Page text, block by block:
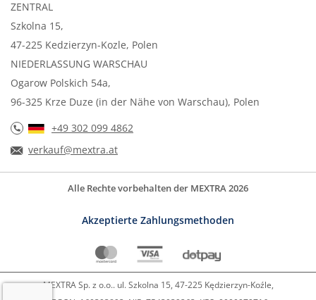
ZENTRAL
Szkolna 15,
47-225 Kedzierzyn-Kozle, Polen
NIEDERLASSUNG WARSCHAU
Ogarow Polskich 54a,
96-325 Krze Duze (in der Nähe von Warschau), Polen
+49 302 099 4862
verkauf@mextra.at
Alle Rechte vorbehalten der MEXTRA 2026
Akzeptierte Zahlungsmethoden
MEXTRA Sp. z o.o.. ul. Szkolna 15, 47-225 Kędzierzyn-Koźle,